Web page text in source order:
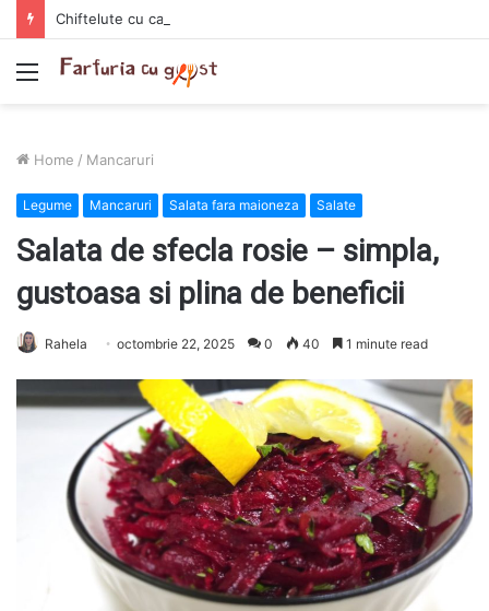
Chiftelute cu cartofi si smantana la cuptor
Menu
Home / Mancaruri
Legume Mancaruri Salata fara maioneza Salate
Salata de sfecla rosie – simpla,
gustoasa si plina de beneficii
Rahela octombrie 22, 2025 0 40 1 minute read